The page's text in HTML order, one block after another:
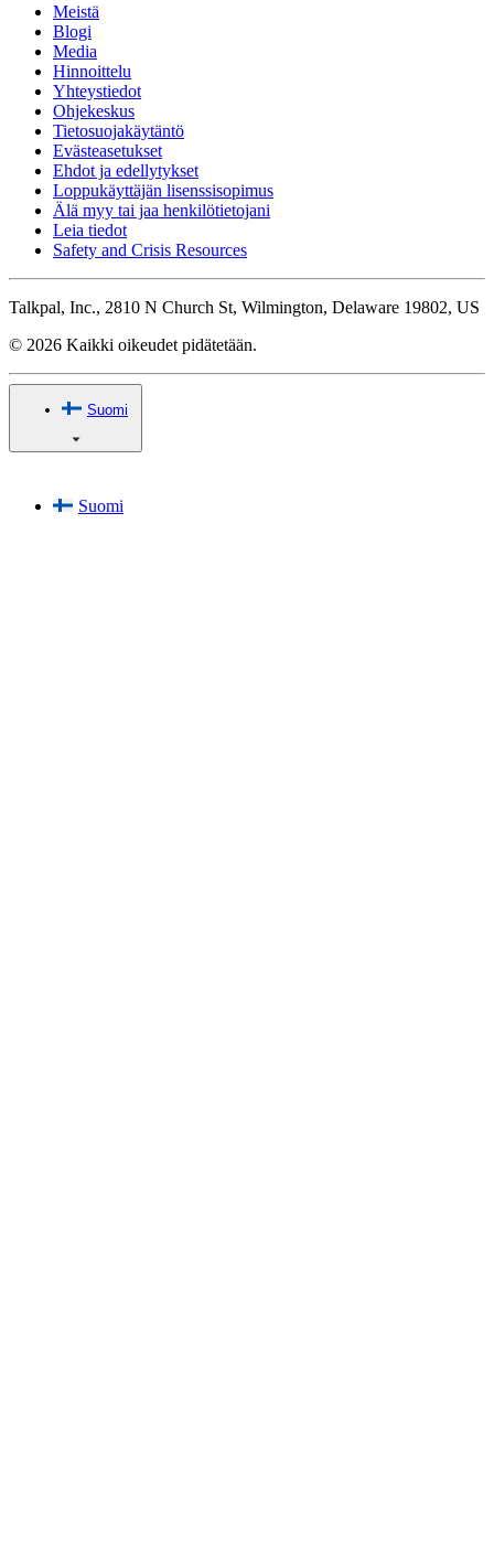
Meistä
Blogi
Media
Hinnoittelu
Yhteystiedot
Ohjekeskus
Tietosuojakäytäntö
Evästeasetukset
Ehdot ja edellytykset
Loppukäyttäjän lisenssisopimus
Älä myy tai jaa henkilötietojani
Leia tiedot
Safety and Crisis Resources
Talkpal, Inc., 2810 N Church St, Wilmington, Delaware 19802, US
© 2026 Kaikki oikeudet pidätetään.
Suomi
Suomi